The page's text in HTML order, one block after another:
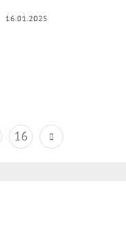
16.01.2025
16